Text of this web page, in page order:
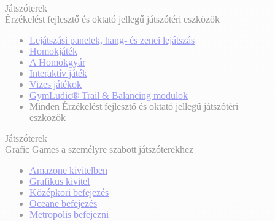
Játszóterek
Érzékelést fejlesztő és oktató jellegű játszótéri eszközök
Lejátszási panelek, hang- és zenei lejátszás
Homokjáték
A Homokgyár
Interaktív játék
Vizes játékok
GymLudic® Trail & Balancing modulok
Minden Érzékelést fejlesztő és oktató jellegű játszótéri
eszközök
Játszóterek
Grafic Games a személyre szabott játszóterekhez
Amazone kivitelben
Grafikus kivitel
Középkori befejezés
Oceane befejezés
Metropolis befejezni